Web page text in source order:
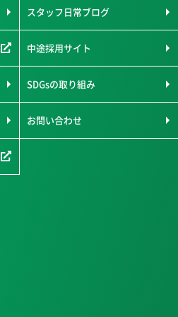
スタッフ日常ブログ
中途採用サイト
SDGsの取り組み
お問い合わせ